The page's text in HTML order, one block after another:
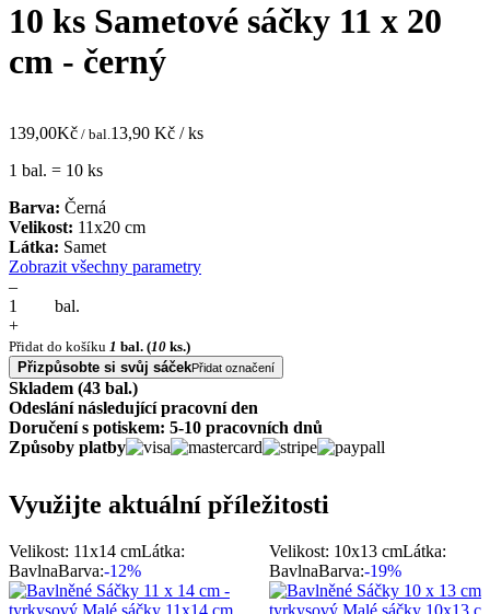
10 ks Sametové sáčky 11 x 20
cm - černý
139,00Kč / bal.
1 bal. = 10 ks
13,90 Kč / ks
Barva: Černá
Velikost: 11x20 cm
Látka: Samet
Zobrazit všechny parametry
–
bal.
+
Přidat do košíku 1 bal. (10 ks.)
Přizpůsobte si svůj sáčekPřidat označení
Skladem (43 bal.)
Odeslání následující pracovní den
Doručení s potiskem: 5-10 pracovních dnů
Způsoby platby
Využijte aktuální příležitosti
Velikost: 11x14 cmLátka:
BavlnaBarva:-12%
Velikost: 10x13 cmLátka:
BavlnaBarva:-19%